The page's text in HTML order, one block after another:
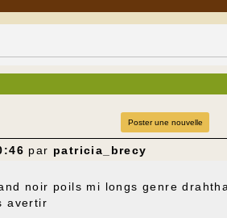
Poster une nouvelle
par patricia_brecy
noir poils mi longs genre
avertir